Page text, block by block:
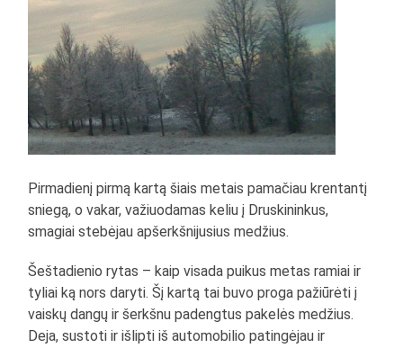
Pirmadienį pirmą kartą šiais metais pamačiau krentantį
sniegą, o vakar, važiuodamas keliu į Druskininkus,
smagiai stebėjau apšerkšnijusius medžius.
Šeštadienio rytas – kaip visada puikus metas ramiai ir
tyliai ką nors daryti. Šį kartą tai buvo proga pažiūrėti į
vaiskų dangų ir šerkšnu padengtus pakelės medžius.
Deja, sustoti ir išlipti iš automobilio patingėjau ir